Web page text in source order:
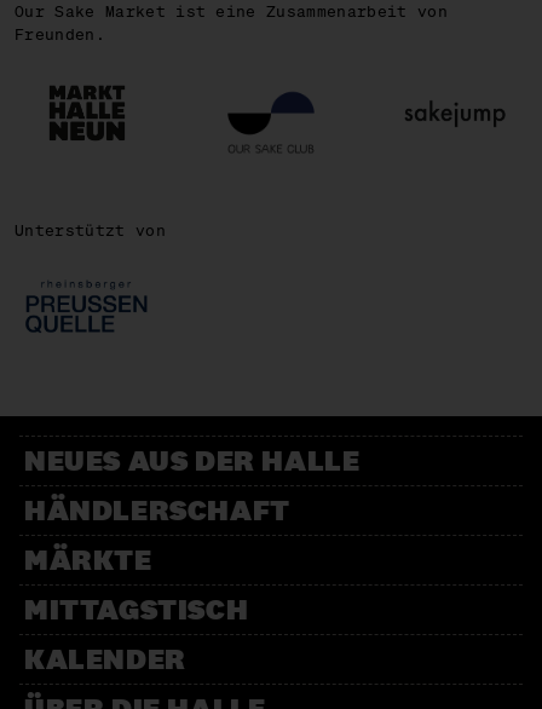
Our Sake Market ist eine Zusammenarbeit von
Freunden.
Unterstützt von
NEUES AUS DER HALLE
HÄNDLERSCHAFT
MÄRKTE
MITTAGSTISCH
KALENDER